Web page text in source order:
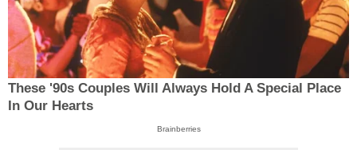
These '90s Couples Will Always Hold A Special Place
In Our Hearts
Brainberries